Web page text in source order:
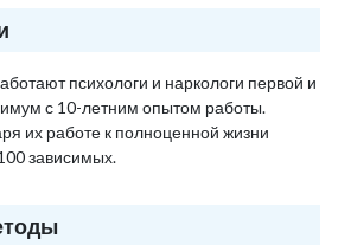
психологи и наркологи первой и
с 10-летним опытом работы.
их работе к полноценной жизни
зависимых.